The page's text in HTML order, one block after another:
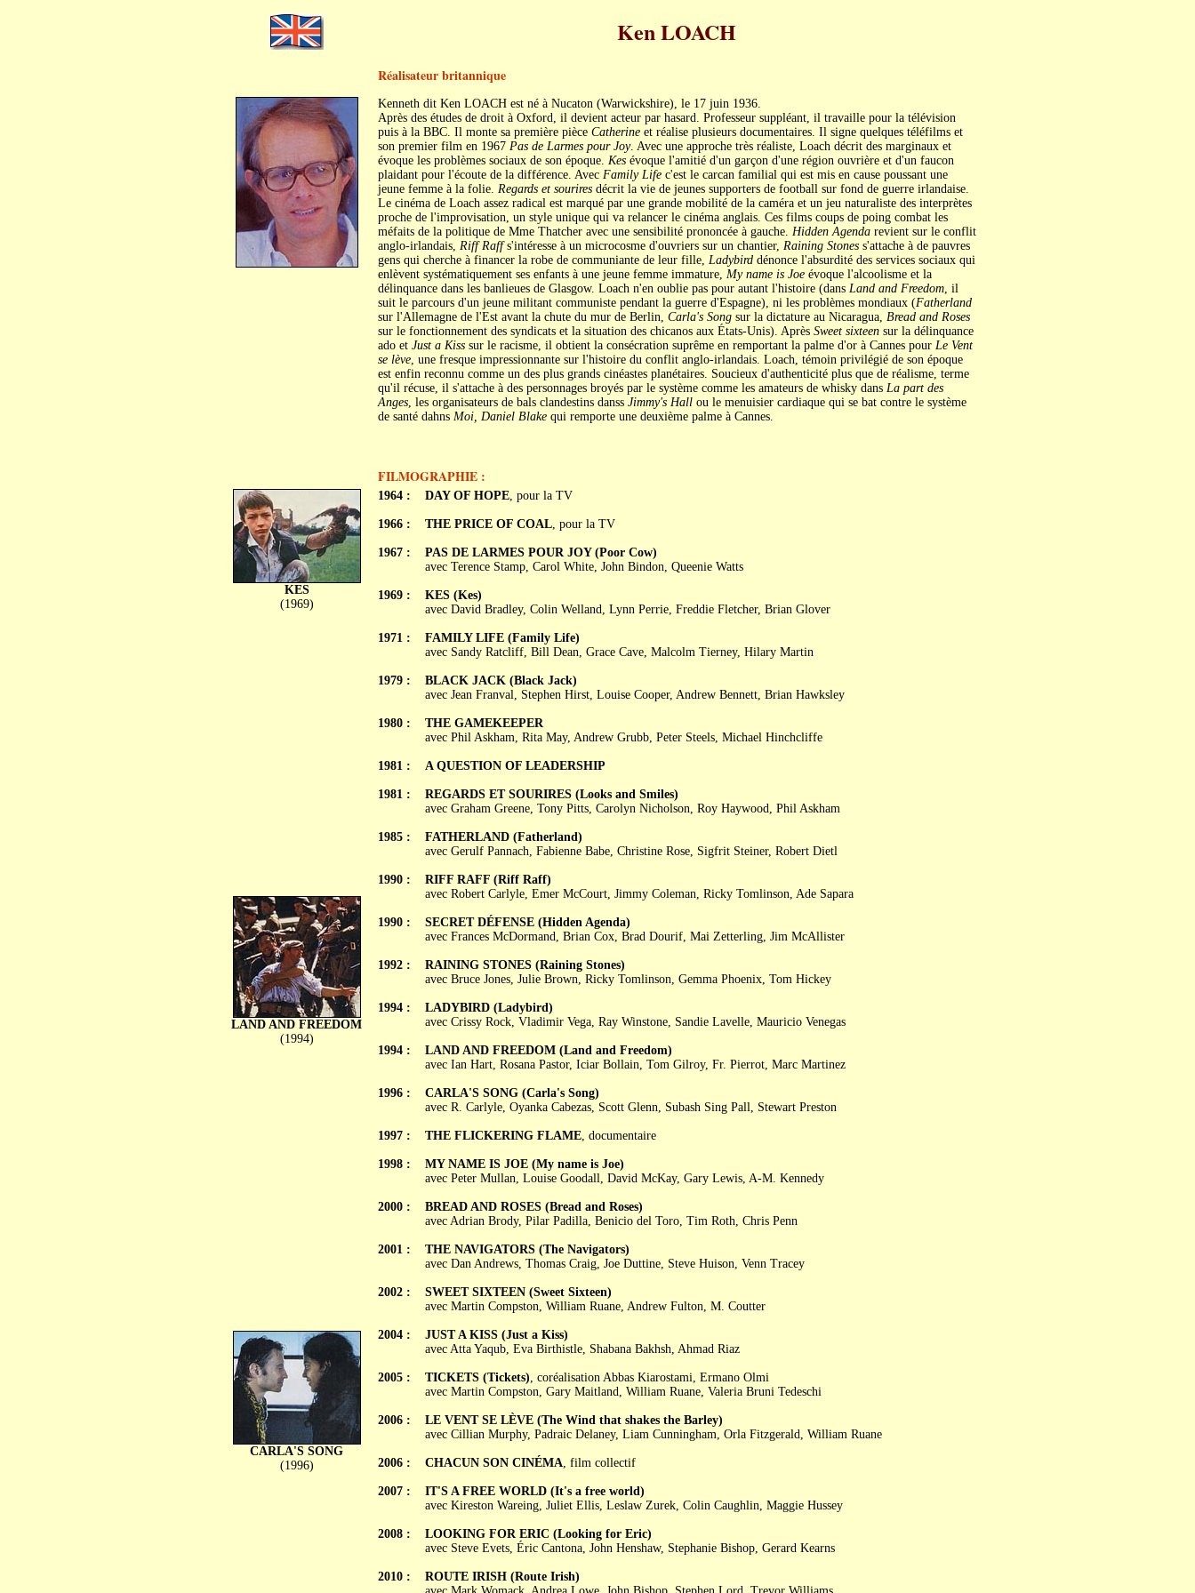
Ken LOACH
Réalisateur britannique
Kenneth dit Ken LOACH est né à Nucaton (Warwickshire), le 17 juin 1936.
Après des études de droit à Oxford, il devient acteur par hasard. Professeur suppléant, il travaille pour la télévision
puis à la BBC. Il monte sa première pièce Catherineet réalise plusieurs documentaires. Il signe quelques téléfilms et
son premier film en 1967 Pas de Larmes pour Joy. Avec une approche très réaliste, Loach décrit des marginaux et
évoque les problèmes sociaux de son époque. Kesévoque l'amitié d'un garçon d'une région ouvrière et d'un faucon
plaidant pour l'écoute de la différence. Avec Family Lifec'est le carcan familial qui est mis en cause poussant une
jeune femme à la folie. Regards et souriresdécrit la vie de jeunes supporters de football sur fond de guerre irlandaise.
Le cinéma de Loach assez radical est marqué par une grande mobilité de la caméra et un jeu naturaliste des interprètes
proche de l'improvisation, un style unique qui va relancer le cinéma anglais. Ces films coups de poing combat les
méfaits de la politique de Mme Thatcher avec une sensibilité prononcée à gauche. Hidden Agendarevient sur le conflit
anglo-irlandais, Riff Raffs'intéresse à un microcosme d'ouvriers sur un chantier, Raining Stoness'attache à de pauvres
gens qui cherche à financer la robe de communiante de leur fille, Ladybirddénonce l'absurdité des services sociaux qui
enlèvent systématiquement ses enfants à une jeune femme immature, My name is Joeévoque l'alcoolisme et la
délinquance dans les banlieues de Glasgow. Loach n'en oublie pas pour autant l'histoire (dans Land and Freedom, il
suit le parcours d'un jeune militant communiste pendant la guerre d'Espagne), ni les problèmes mondiaux (Fatherland
sur l'Allemagne de l'Est avant la chute du mur de Berlin, Carla's Songsur la dictature au Nicaragua, Bread and Roses
sur le fonctionnement des syndicats et la situation des chicanos aux États-Unis). Après Sweet sixteensur la délinquance
ado et Just a Kisssur le racisme, il obtient la consécration suprême en remportant la palme d'or à Cannes pour Le Vent
se lève, une fresque impressionnante sur l'histoire du conflit anglo-irlandais. Loach, témoin privilégié de son époque
est enfin reconnu comme un des plus grands cinéastes planétaires. Soucieux d'authenticité plus que de réalisme, terme
qu'il récuse, il s'attache à des personnages broyés par le système comme les amateurs de whisky dans La part des
Anges, les organisateurs de bals clandestins danss Jimmy's Hallou le menuisier cardiaque qui se bat contre le système
de santé dahns Moi, Daniel Blakequi remporte une deuxième palme à Cannes.
FILMOGRAPHIE :
KES
(1969)
LAND AND FREEDOM
(1994)
CARLA'S SONG
(1996)
1964 :
1966 :
1967 :
1969 :
1971 :
1979 :
1980 :
1981 :
1981 :
1985 :
1990 :
1990 :
1992 :
1994 :
1994 :
1996 :
1997 :
1998 :
2000 :
2001 :
2002 :
2004 :
2005 :
2006 :
2006 :
2007 :
2008 :
2010 :
DAY OF HOPE, pour la TV
THE PRICE OF COAL, pour la TV
PAS DE LARMES POUR JOY (Poor Cow)
avec Terence Stamp, Carol White, John Bindon, Queenie Watts
KES (Kes)
avec David Bradley, Colin Welland, Lynn Perrie, Freddie Fletcher, Brian Glover
FAMILY LIFE (Family Life)
avec Sandy Ratcliff, Bill Dean, Grace Cave, Malcolm Tierney, Hilary Martin
BLACK JACK (Black Jack)
avec Jean Franval, Stephen Hirst, Louise Cooper, Andrew Bennett, Brian Hawksley
THE GAMEKEEPER
avec Phil Askham, Rita May, Andrew Grubb, Peter Steels, Michael Hinchcliffe
A QUESTION OF LEADERSHIP
REGARDS ET SOURIRES (Looks and Smiles)
avec Graham Greene, Tony Pitts, Carolyn Nicholson, Roy Haywood, Phil Askham
FATHERLAND (Fatherland)
avec Gerulf Pannach, Fabienne Babe, Christine Rose, Sigfrit Steiner, Robert Dietl
RIFF RAFF (Riff Raff)
avec Robert Carlyle, Emer McCourt, Jimmy Coleman, Ricky Tomlinson, Ade Sapara
SECRET DÉFENSE (Hidden Agenda)
avec Frances McDormand, Brian Cox, Brad Dourif, Mai Zetterling, Jim McAllister
RAINING STONES (Raining Stones)
avec Bruce Jones, Julie Brown, Ricky Tomlinson, Gemma Phoenix, Tom Hickey
LADYBIRD (Ladybird)
avec Crissy Rock, Vladimir Vega, Ray Winstone, Sandie Lavelle, Mauricio Venegas
LAND AND FREEDOM (Land and Freedom)
avec Ian Hart, Rosana Pastor, Iciar Bollain, Tom Gilroy, Fr. Pierrot, Marc Martinez
CARLA'S SONG (Carla's Song)
avec R. Carlyle, Oyanka Cabezas, Scott Glenn, Subash Sing Pall, Stewart Preston
THE FLICKERING FLAME, documentaire
MY NAME IS JOE (My name is Joe)
avec Peter Mullan, Louise Goodall, David McKay, Gary Lewis, A-M. Kennedy
BREAD AND ROSES (Bread and Roses)
avec Adrian Brody, Pilar Padilla, Benicio del Toro, Tim Roth, Chris Penn
THE NAVIGATORS (The Navigators)
avec Dan Andrews, Thomas Craig, Joe Duttine, Steve Huison, Venn Tracey
SWEET SIXTEEN (Sweet Sixteen)
avec Martin Compston, William Ruane, Andrew Fulton, M. Coutter
JUST A KISS (Just a Kiss)
avec Atta Yaqub, Eva Birthistle, Shabana Bakhsh, Ahmad Riaz
TICKETS (Tickets), coréalisation Abbas Kiarostami, Ermano Olmi
avec Martin Compston, Gary Maitland, William Ruane, Valeria Bruni Tedeschi
LE VENT SE LÈVE (The Wind that shakes the Barley)
avec Cillian Murphy, Padraic Delaney, Liam Cunningham, Orla Fitzgerald, William Ruane
CHACUN SON CINÉMA, film collectif
IT'S A FREE WORLD (It's a free world)
avec Kireston Wareing, Juliet Ellis, Leslaw Zurek, Colin Caughlin, Maggie Hussey
LOOKING FOR ERIC (Looking for Eric)
avec Steve Evets, Éric Cantona, John Henshaw, Stephanie Bishop, Gerard Kearns
ROUTE IRISH (Route Irish)